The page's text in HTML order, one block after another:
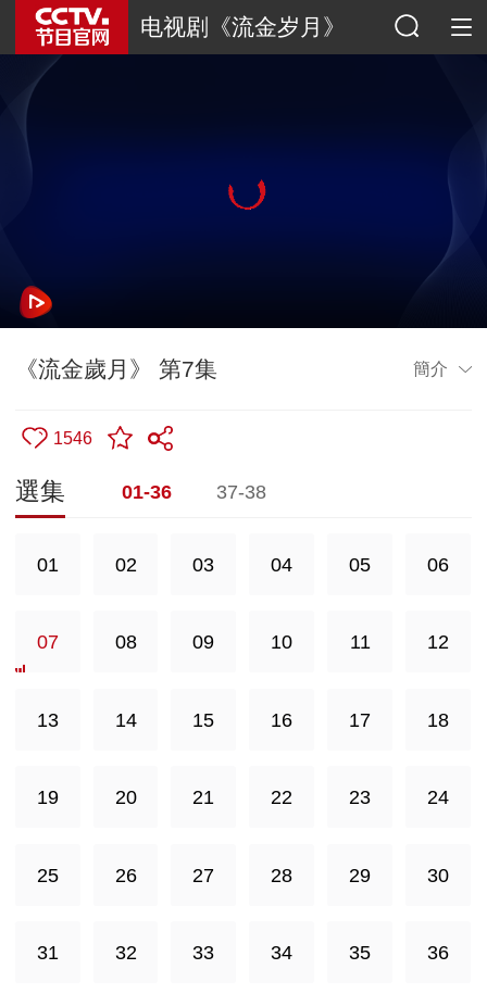
电视剧《流金岁月》
《流金歲月》 第7集 簡介
1546
選集 01-36 37-38
01 02 03 04 05 06
07 08 09 10 11 12
13 14 15 16 17 18
19 20 21 22 23 24
25 26 27 28 29 30
31 32 33 34 35 36